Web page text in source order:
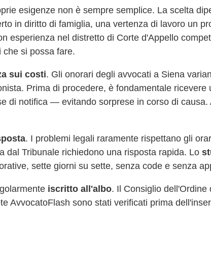
esigenze non è sempre semplice. La scelta
in diritto di famiglia, una vertenza di lavoro un
esperienza nel distretto di Corte d'Appello
si possa fare.
sui costi. Gli onorari degli avvocati a Siena
Prima di procedere, è fondamentale
di notifica — evitando sorprese in corso di
. I problemi legali raramente rispettano gli
dal Tribunale richiedono una risposta rapida. Lo
sette giorni su sette, senza code e senza
iscritto all'albo. Il Consiglio dell'Ordine
AvvocatoFlash sono stati verificati prima